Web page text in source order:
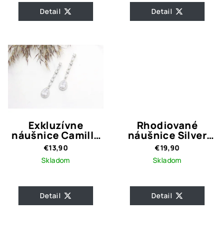
Detail Detail
Exkluzívne
náušnice Camille
Crystal Quality
€13,90
Skladom
Detail
Rhodiované
náušnice Silver
Bow
€19,90
Skladom
Detail